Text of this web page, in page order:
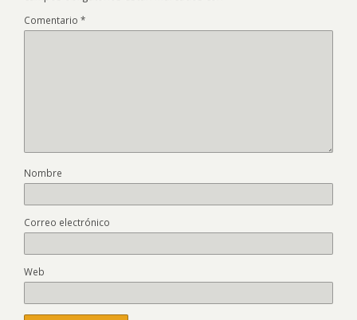
Comentario *
Nombre
Correo electrónico
Web